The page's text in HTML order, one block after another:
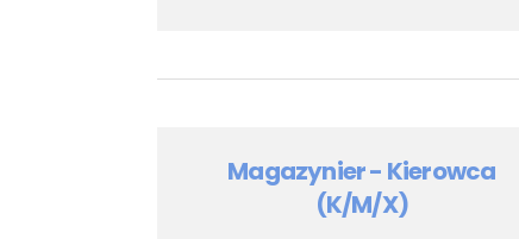
Magazynier - Kierowca
(K/M/X)